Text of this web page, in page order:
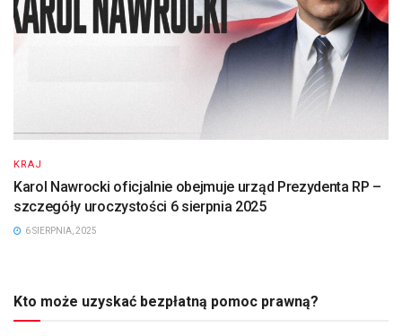
KRAJ
Karol Nawrocki oficjalnie obejmuje urząd Prezydenta RP –
szczegóły uroczystości 6 sierpnia 2025
6 SIERPNIA, 2025
Kto może uzyskać bezpłatną pomoc prawną?